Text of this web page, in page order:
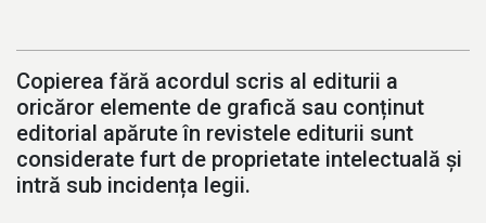
Copierea fără acordul scris al editurii a
oricăror elemente de grafică sau conținut
editorial apărute în revistele editurii sunt
considerate furt de proprietate intelectuală și
intră sub incidența legii.